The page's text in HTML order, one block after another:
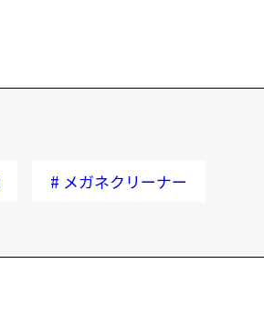
# メガネクリーナー